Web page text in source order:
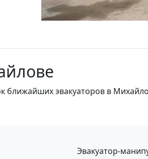
ближайших эвакуаторов в
Эвакуатор-